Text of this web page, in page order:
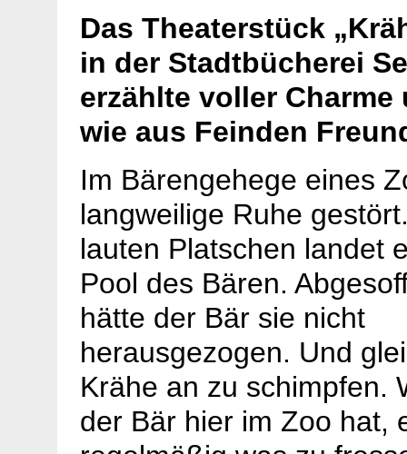
Das Theaterstück
in der Stadtbücherei
erzählte voller Charme
wie aus Feinden
Im Bärengehege eines
langweilige Ruhe
lauten Platschen landet
Pool des Bären.
hätte der Bär sie nicht
herausgezogen. Und
Krähe an zu schimpfen.
der Bär hier im Zoo hat,